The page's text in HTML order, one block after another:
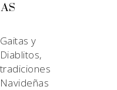
Gaitas y
Diablitos,
tradiciones
Navideñas